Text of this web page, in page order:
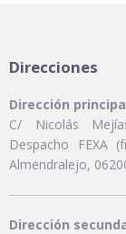
Direcciones
Dirección
C/ Nicolás
Despacho FEXA
Almendralejo,
Dirección